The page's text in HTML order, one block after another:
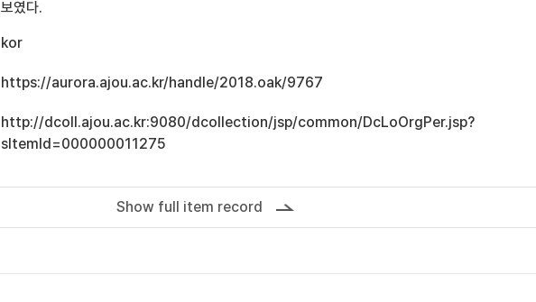
보였다.
kor
https://aurora.ajou.ac.kr/handle/2018.oak/9767
http://dcoll.ajou.ac.kr:9080/dcollection/jsp/common/DcLoOrgPer.jsp?
sItemId=000000011275
Show full item record